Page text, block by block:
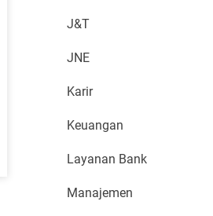
J&T
JNE
Karir
Keuangan
Layanan Bank
Manajemen